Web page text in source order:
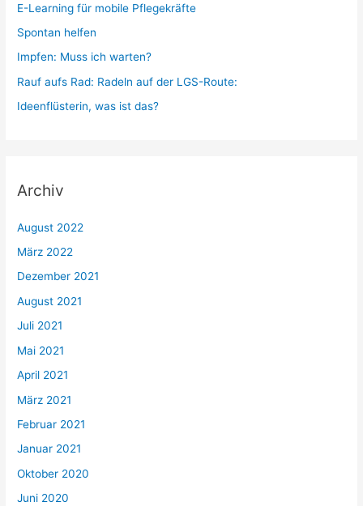
h
:
E-Learning für mobile Pflegekräfte
Spontan helfen
Impfen: Muss ich warten?
Rauf aufs Rad: Radeln auf der LGS-Route:
Ideenflüsterin, was ist das?
Archiv
August 2022
März 2022
Dezember 2021
August 2021
Juli 2021
Mai 2021
April 2021
März 2021
Februar 2021
Januar 2021
Oktober 2020
Juni 2020